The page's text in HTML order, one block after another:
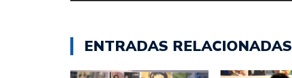
ENTRADAS RELACIONADAS